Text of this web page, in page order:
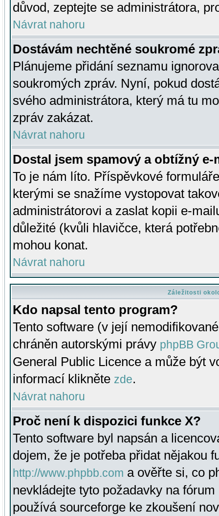
důvod, zeptejte se administrátora,
Návrat nahoru
Dostávám nechtěné soukromé
Plánujeme přidání seznamu
soukromých zpráv. Nyní, pokud
svého administrátora, který má tu
zpráv zakázat.
Návrat nahoru
Dostal jsem spamový a obtížný
To je nám líto. Příspěvkové
kterými se snažíme vystopovat
administrátorovi a zaslat kopii e-
důležité (kvůli hlavičce, která
mohou konat.
Návrat nahoru
Záležitosti
Kdo napsal tento program?
Tento software (v její
chráněn autorskými právy phpBB
General Public Licence a může být
informací klikněte zde.
Návrat nahoru
Proč není k dispozici funkce X?
Tento software byl napsán a
dojem, že je potřeba přidat nějakou
http://www.phpbb.com a ověřte si, co
nevkládejte tyto požadavky na
používá sourceforge ke zkoušení